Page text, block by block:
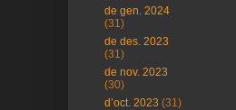
de gen. 2024
(31)
de des. 2023
(31)
de nov. 2023
(30)
d’oct. 2023 (31)